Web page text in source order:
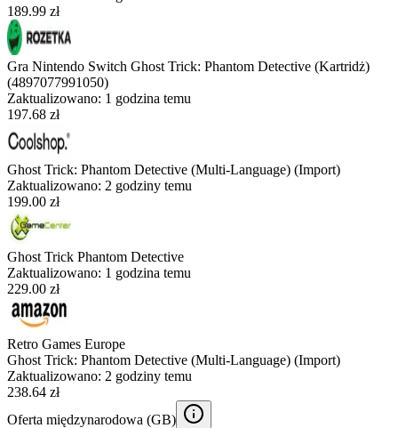
189.99 zł
Gra Nintendo Switch Ghost Trick: Phantom Detective (Kartridż)
(4897077991050)
Zaktualizowano: 1 godzina temu
197.68 zł
Ghost Trick: Phantom Detective (Multi-Language) (Import)
Zaktualizowano: 2 godziny temu
199.00 zł
Ghost Trick Phantom Detective
Zaktualizowano: 1 godzina temu
229.00 zł
Retro Games Europe
Ghost Trick: Phantom Detective (Multi-Language) (Import)
Zaktualizowano: 2 godziny temu
238.64 zł
Oferta międzynarodowa (GB)